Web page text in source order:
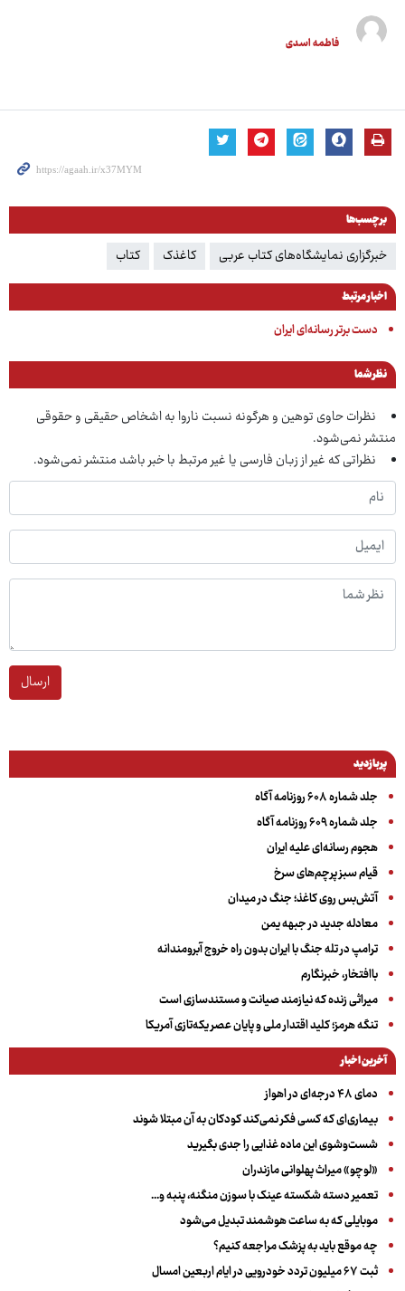
فاطمه اسدی
برچسب‌ها
خبرگزاری نمایشگاه‌های کتاب عربی کاغذک کتاب
اخبار مرتبط
دست برتر رسانه‌ای ایران
نظر شما
نظرات حاوی توهین و هرگونه نسبت ناروا به اشخاص حقیقی و حقوقی
منتشر نمی‌شود.
نظراتی که غیر از زبان فارسی یا غیر مرتبط با خبر باشد منتشر نمی‌شود.
ارسال
پربازدید
جلد شماره ۶۰۸ روزنامه آگاه
جلد شماره ۶۰۹ روزنامه آگاه
هجوم رسانه‌ای علیه ایران
قیام سبز پرچم‌های سرخ
آتش‌بس روی کاغذ؛ جنگ در میدان
معادله جدید در جبهه یمن
ترامپ در تله جنگ با ایران بدون راه خروج آبرومندانه
باافتخار، خبرنگارم
میراثی زنده که نیازمند صیانت و مستندسازی است
تنگه هرمز؛ کلید اقتدار ملی و پایان عصر یکه‌تازی آمریکا
آخرین اخبار
دمای ۴۸ درجه‌ای در اهواز
بیماری‌ای که کسی فکر نمی‌کند کودکان به آن مبتلا شوند
شست‌وشوی این ماده غذایی را جدی بگیرید
«لوچو» میراث پهلوانی مازندران
تعمیر دسته شکسته عینک با سوزن منگنه، پنبه و...
موبایلی که به ساعت هوشمند تبدیل می‌شود
چه موقع باید به پزشک مراجعه کنیم؟
ثبت ۶۷ میلیون تردد خودرویی در ایام اربعین امسال